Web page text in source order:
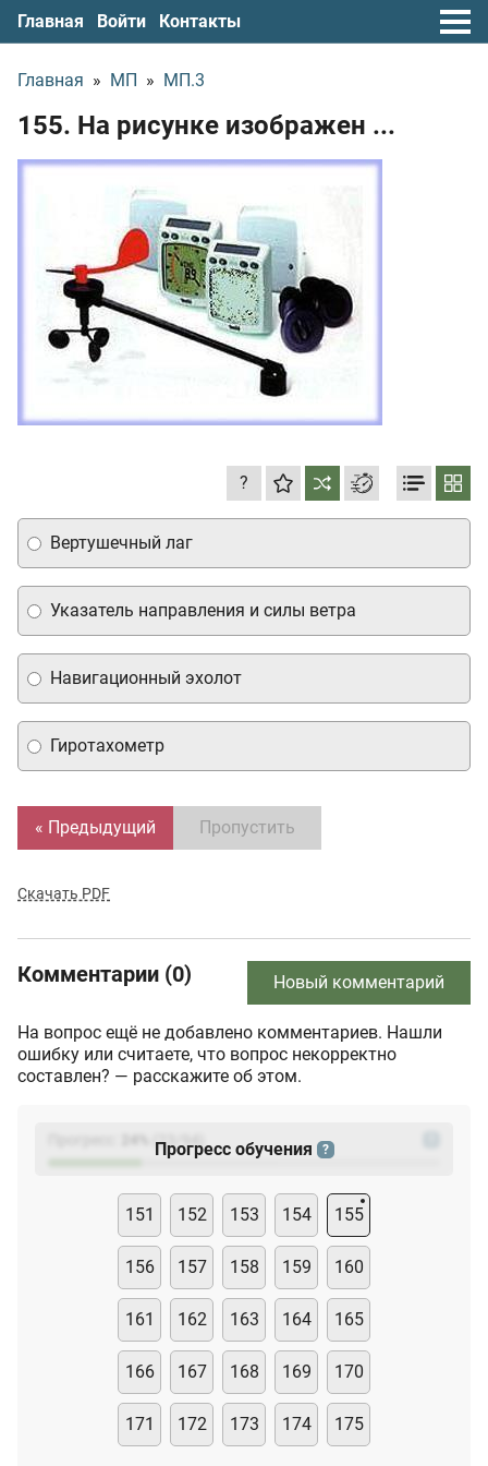
Главная Войти Контакты
Главная » МП » МП.3
155. На рисунке изображен ...
?
Указатель направления и силы ветра
Вертушечный лаг
Навигационный эхолот
Гиротахометр
« Предыдущий Пропустить
Скачать PDF
Комментарии (0) Новый комментарий
На вопрос ещё не добавлено комментариев. Нашли
ошибку или считаете, что вопрос некорректно
составлен? — расскажите об этом.
(23
Прогресс обучения ?
151 152 153 154 155
156 157 158 159 160
161 162 163 164 165
166 167 168 169 170
171 172 173 174 175